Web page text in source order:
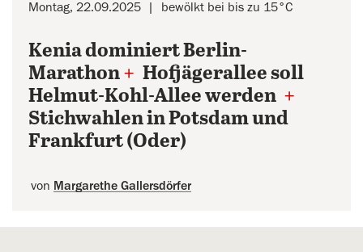
Montag, 22.09.2025 bewölkt bei bis zu 15°C
Kenia dominiert Berlin-
Marathon+ Hofjägerallee soll
Helmut-Kohl-Allee werden +
Stichwahlen in Potsdam und
Frankfurt (Oder)
von Margarethe Gallersdörfer